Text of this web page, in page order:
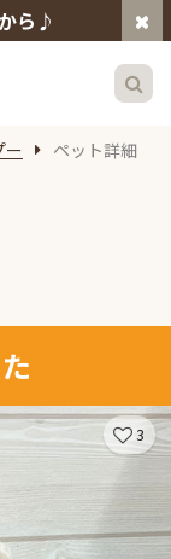
ら♪
ー ペット詳細
3